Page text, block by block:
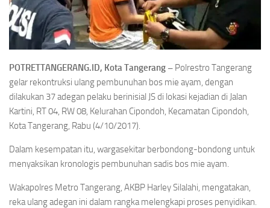
POTRETTANGERANG.ID, Kota Tangerang – Polrestro Tangerang
gelar rekontruksi ulang pembunuhan bos mie ayam, dengan
dilakukan 37 adegan pelaku berinisial JS di lokasi kejadian di Jalan
Kartini, RT 04, RW 08, Kelurahan Cipondoh, Kecamatan Cipondoh,
Kota Tangerang, Rabu (4/10/2017).
Dalam kesempatan itu, wargasekitar berbondong-bondong untuk
menyaksikan kronologis pembunuhan sadis bos mie ayam.
Wakapolres Metro Tangerang, AKBP Harley Silalahi, mengatakan,
reka ulang adegan ini dalam rangka melengkapi proses penyidikan.